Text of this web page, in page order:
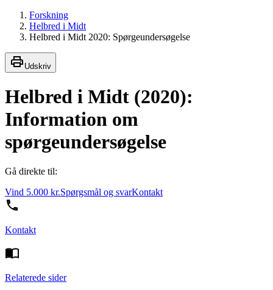
Forskning
Helbred i Midt
Helbred i Midt 2020: Spørgeundersøgelse
Udskriv
Helbred i Midt (2020):
Information om
spørgeundersøgelse
Gå direkte til:
Vind 5.000 kr.Spørgsmål og svarKontakt
Kontakt
Relaterede sider